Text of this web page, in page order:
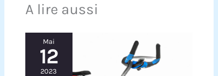
A lire aussi
Mai
12
2023